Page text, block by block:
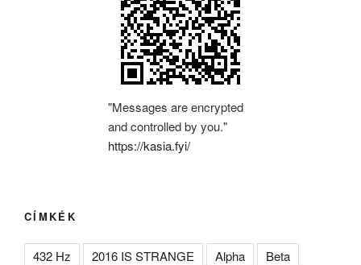
"Messages are encrypted
and controlled by you."
https://kasia.fyi/
CÍMKÉK
432 Hz 2016 IS STRANGE Alpha
Beta